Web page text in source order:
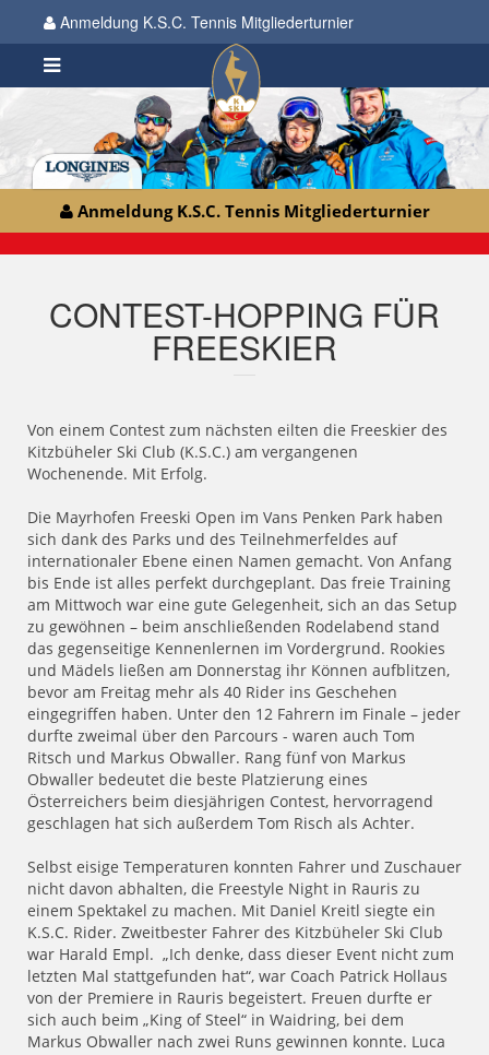
Anmeldung K.S.C. Tennis Mitgliederturnier
Anmeldung K.S.C. Tennis Mitgliederturnier
CONTEST-HOPPING FÜR
FREESKIER
Von einem Contest zum nächsten eilten die Freeskier des
Kitzbüheler Ski Club (K.S.C.) am vergangenen
Wochenende. Mit Erfolg.
Die Mayrhofen Freeski Open im Vans Penken Park haben
sich dank des Parks und des Teilnehmerfeldes auf
internationaler Ebene einen Namen gemacht. Von Anfang
bis Ende ist alles perfekt durchgeplant. Das freie Training
am Mittwoch war eine gute Gelegenheit, sich an das Setup
zu gewöhnen – beim anschließenden Rodelabend stand
das gegenseitige Kennenlernen im Vordergrund. Rookies
und Mädels ließen am Donnerstag ihr Können aufblitzen,
bevor am Freitag mehr als 40 Rider ins Geschehen
eingegriffen haben. Unter den 12 Fahrern im Finale – jeder
durfte zweimal über den Parcours - waren auch Tom
Ritsch und Markus Obwaller. Rang fünf von Markus
Obwaller bedeutet die beste Platzierung eines
Österreichers beim diesjährigen Contest, hervorragend
geschlagen hat sich außerdem Tom Risch als Achter.
Selbst eisige Temperaturen konnten Fahrer und Zuschauer
nicht davon abhalten, die Freestyle Night in Rauris zu
einem Spektakel zu machen. Mit Daniel Kreitl siegte ein
K.S.C. Rider. Zweitbester Fahrer des Kitzbüheler Ski Club
war Harald Empl. „Ich denke, dass dieser Event nicht zum
letzten Mal stattgefunden hat“, war Coach Patrick Hollaus
von der Premiere in Rauris begeistert. Freuen durfte er
sich auch beim „King of Steel“ in Waidring, bei dem
Markus Obwaller nach zwei Runs gewinnen konnte. Luca